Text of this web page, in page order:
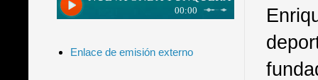
Enlace de emisión externo